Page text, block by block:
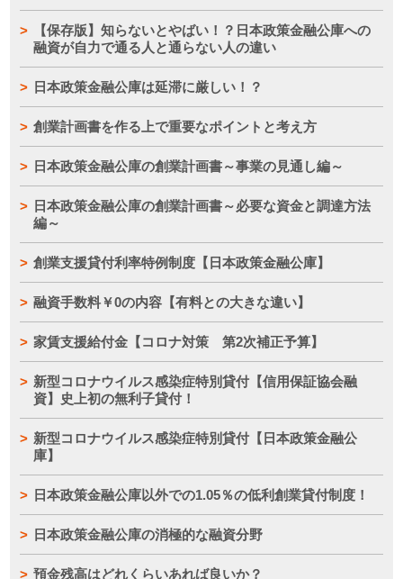
【保存版】知らないとやばい！？日本政策金融公庫への
融資が自力で通る人と通らない人の違い
日本政策金融公庫は延滞に厳しい！？
創業計画書を作る上で重要なポイントと考え方
日本政策金融公庫の創業計画書～事業の見通し編～
日本政策金融公庫の創業計画書～必要な資金と調達方法
編～
創業支援貸付利率特例制度【日本政策金融公庫】
融資手数料￥0の内容【有料との大きな違い】
家賃支援給付金【コロナ対策 第2次補正予算】
新型コロナウイルス感染症特別貸付【信用保証協会融
資】史上初の無利子貸付！
新型コロナウイルス感染症特別貸付【日本政策金融公
庫】
日本政策金融公庫以外での1.05％の低利創業貸付制度！
日本政策金融公庫の消極的な融資分野
預金残高はどれくらいあれば良いか？